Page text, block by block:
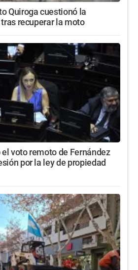
Quiroga cuestionó la
recuperar la moto
voto remoto de Fernández
por la ley de propiedad